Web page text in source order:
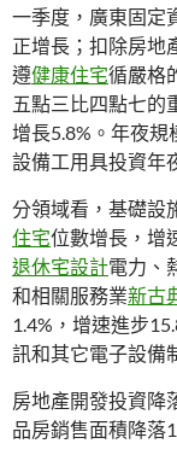
一季度，廣東固定
正增長；扣除房地
遵健康住宅循嚴格
五點三比四點七的
增長5.8%。年夜規
設備工用具投資年
分領域看，基礎設
住宅位數增長，增
退休宅設計電力、
和相關服務業新古
1.4%，增速進步
訊和其它電子設備
房地產開發投資降
品房銷售面積降落